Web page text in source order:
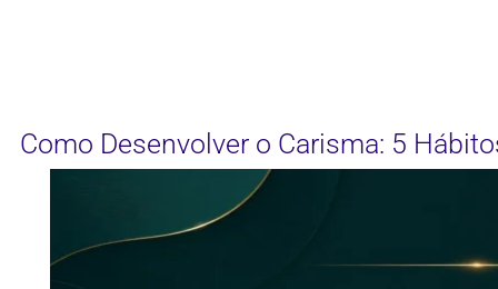
Como Desenvolver o Carisma: 5